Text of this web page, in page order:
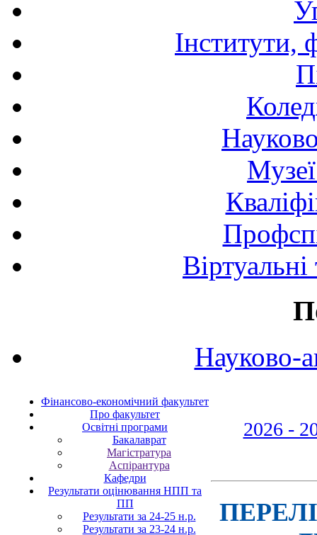
Інститути,
Науково-
Фінансово-економічний факультет
Про факультет
Освітні програми
Бакалаврат
Магістратура
Аспірантура
Кафедри
Результати оцінювання НПП та
ПП
Результати за 24-25 н.р.
Результати за 23-24 н.р.
2026 -